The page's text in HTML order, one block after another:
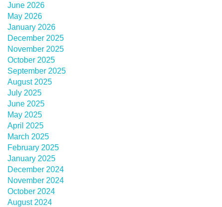
June 2026
May 2026
January 2026
December 2025
November 2025
October 2025
September 2025
August 2025
July 2025
June 2025
May 2025
April 2025
March 2025
February 2025
January 2025
December 2024
November 2024
October 2024
August 2024